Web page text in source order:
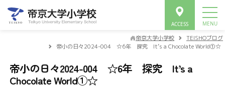
帝京大学小学校
TEISHOブログ
帝小の日々2024-004 ☆6年 探究 It’s a Chocolate World①☆
帝小の日々2024-004 ☆6年 探究 It’s a
Chocolate World①☆